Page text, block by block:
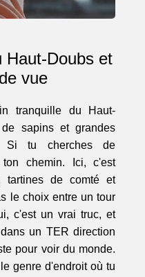
Haut-Doubs et
vue
tranquille du Haut-
sapins et grandes
Si tu cherches de
ton chemin. Ici, c'est
tartines de comté et
le choix entre un tour
c'est un vrai truc, et
un TER direction
pour voir du monde.
genre d'endroit où tu